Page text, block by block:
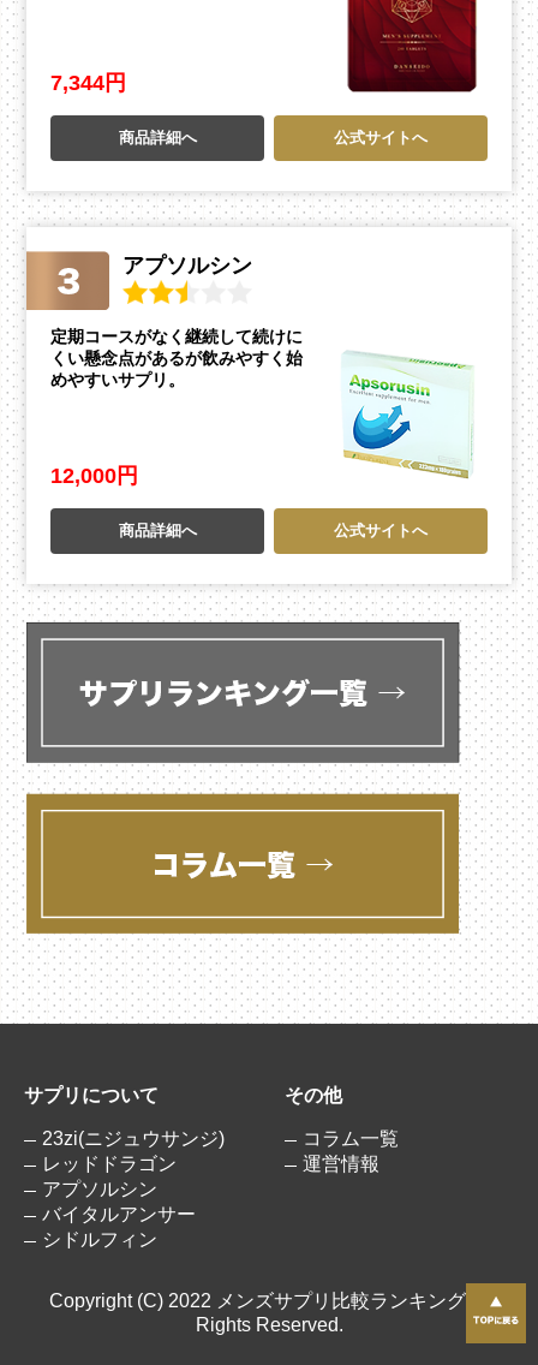
7,344円
商品詳細へ 公式サイトへ
アプソルシン
定期コースがなく継続して続けに
くい懸念点があるが飲みやすく始
めやすいサプリ。
12,000円
商品詳細へ 公式サイトへ
サプリについて
23zi(ニジュウサンジ)
レッドドラゴン
アプソルシン
バイタルアンサー
シドルフィン
その他
コラム一覧
運営情報
Copyright (C) 2022 メンズサプリ比較ランキングAll
Rights Reserved.